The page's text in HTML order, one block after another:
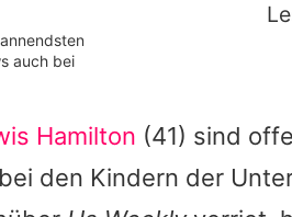
Familie & Liebe
auch bei
Hamilton (41) sind
den Kindern der